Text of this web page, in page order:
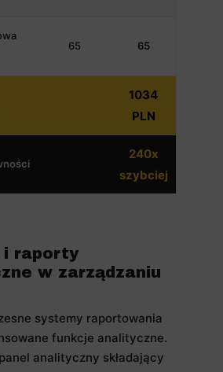
65 65
1034
PLN
240x
szybciej
i raporty
w zarządzaniu
systemy raportowania
funkcje analityczne.
analityczny składający